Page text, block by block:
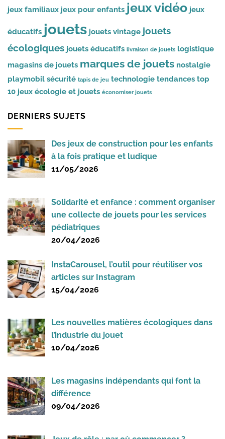
jeux familiaux jeux pour enfants jeux vidéo jeux
éducatifs jouets jouets vintage jouets
écologiques jouets éducatifs livraison de jouets logistique
magasins de jouets marques de jouets nostalgie
playmobil sécurité tapis de jeu technologie tendances top
10 jeux écologie et jouets économiser jouets
DERNIERS SUJETS
Des jeux de construction pour les enfants
à la fois pratique et ludique
11/05/2026
Solidarité et enfance : comment organiser
une collecte de jouets pour les services
pédiatriques
20/04/2026
InstaCarousel, l’outil pour réutiliser vos
articles sur Instagram
15/04/2026
Les nouvelles matières écologiques dans
l’industrie du jouet
10/04/2026
Les magasins indépendants qui font la
différence
09/04/2026